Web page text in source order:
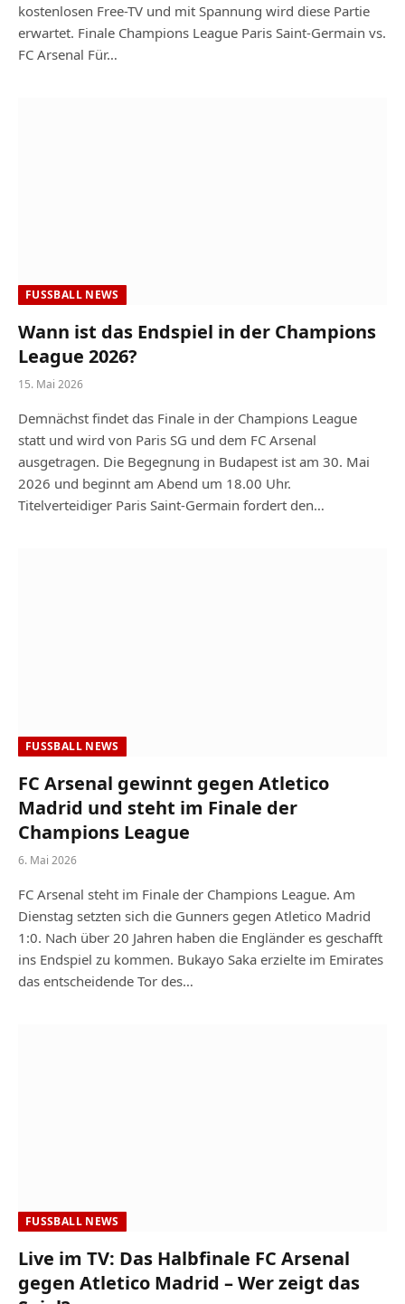
kostenlosen Free-TV und mit Spannung wird diese Partie
erwartet. Finale Champions League Paris Saint-Germain vs.
FC Arsenal Für…
FUSSBALL NEWS
Wann ist das Endspiel in der Champions
League 2026?
15. Mai 2026
Demnächst findet das Finale in der Champions League
statt und wird von Paris SG und dem FC Arsenal
ausgetragen. Die Begegnung in Budapest ist am 30. Mai
2026 und beginnt am Abend um 18.00 Uhr.
Titelverteidiger Paris Saint-Germain fordert den…
FUSSBALL NEWS
FC Arsenal gewinnt gegen Atletico
Madrid und steht im Finale der
Champions League
6. Mai 2026
FC Arsenal steht im Finale der Champions League. Am
Dienstag setzten sich die Gunners gegen Atletico Madrid
1:0. Nach über 20 Jahren haben die Engländer es geschafft
ins Endspiel zu kommen. Bukayo Saka erzielte im Emirates
das entscheidende Tor des…
FUSSBALL NEWS
Live im TV: Das Halbfinale FC Arsenal
gegen Atletico Madrid – Wer zeigt das